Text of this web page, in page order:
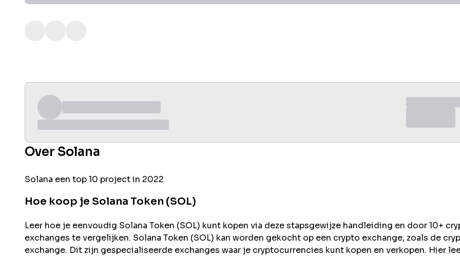
Over Solana
Solana een top 10 project in 2022
Hoe koop je Solana Token (SOL)
Leer hoe je eenvoudig Solana Token (SOL) kunt kopen via deze stapsgewijze handleiding en door 10+
exchanges te vergelijken. Solana Token (SOL) kan worden gekocht op een crypto exchange, zoals de
exchange. Dit zijn gespecialiseerde exchanges waar je cryptocurrencies kunt kopen en verkopen. Hier